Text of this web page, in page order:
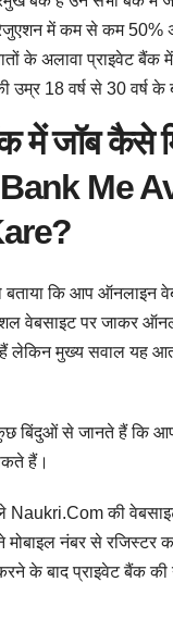
में कम से कम 50%
के अलावा प्राइवेट बैंक
उम्र 18 वर्ष से 30 वर्ष के
में जॉब कैसे
Me
कि आप ऑनलाइन
वेबसाइट पर जाकर
मुख्य सवाल यह
बिंदुओं से जानते हैं कि
हैं।
Naukri.com की
नंबर से रजिस्टर
के बाद प्राइवेट बैंक की